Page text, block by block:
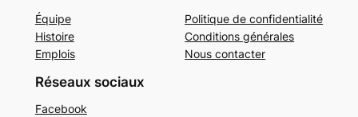
Équipe
Histoire
Emplois
Politique de confidentialité
Conditions générales
Nous contacter
Réseaux sociaux
Facebook